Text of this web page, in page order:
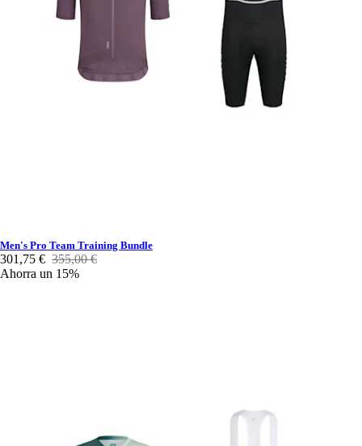
Men's Pro Team Training Bundle
301,75 € 355,00 €
Ahorra un 15%